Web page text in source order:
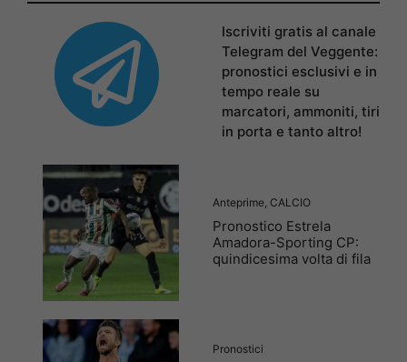
Iscriviti gratis al canale
Telegram del Veggente:
pronostici esclusivi e in
tempo reale su
marcatori, ammoniti, tiri
in porta e tanto altro!
Anteprime CALCIO
Pronostico Estrela
Amadora-Sporting CP:
quindicesima volta di fila
Pronostici